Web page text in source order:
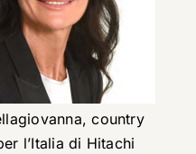
country
l’Italia di Hitachi